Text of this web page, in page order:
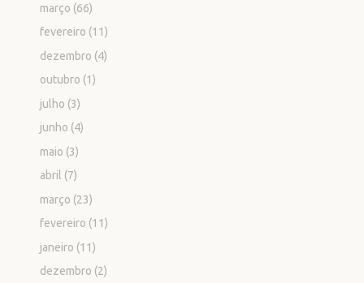
março (66)
fevereiro (11)
dezembro (4)
outubro (1)
julho (3)
junho (4)
maio (3)
abril (7)
março (23)
fevereiro (11)
janeiro (11)
dezembro (2)